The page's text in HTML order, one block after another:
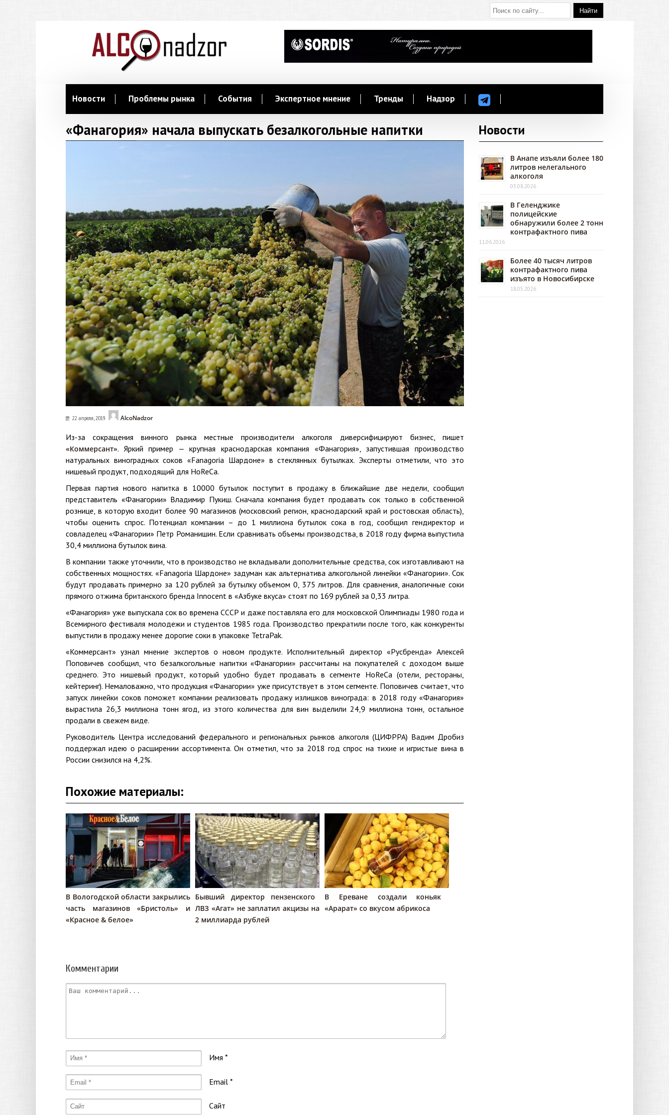
Новости Проблемы рынка События Экспертное мнение Тренды Надзор
«Фанагория» начала выпускать безалкогольные напитки
22 апреля, 2019 AlcoNadzor
Из-за сокращения винного рынка местные производители алкоголя диверсифицируют бизнес, пишет
«Коммерсант». Яркий пример — крупная краснодарская компания «Фанагория», запустившая производство
натуральных виноградных соков «Fanagoria Шардоне» в стеклянных бутылках. Эксперты отметили, что это
нишевый продукт, подходящий для HoReCa.
Первая партия нового напитка в 10000 бутылок поступит в продажу в ближайшие две недели, сообщил
представитель «Фанагории» Владимир Пукиш. Сначала компания будет продавать сок только в собственной
рознице, в которую входит более 90 магазинов (московский регион, краснодарский край и ростовская область),
чтобы оценить спрос. Потенциал компании – до 1 миллиона бутылок сока в год, сообщил гендиректор и
совладелец «Фанагории» Петр Романишин. Если сравнивать объемы производства, в 2018 году фирма выпустила
30,4 миллиона бутылок вина.
В компании также уточнили, что в производство не вкладывали дополнительные средства, сок изготавливают на
собственных мощностях. «Fanagoria Шардоне» задуман как альтернатива алкогольной линейки «Фанагории». Сок
будут продавать примерно за 120 рублей за бутылку объемом 0, 375 литров. Для сравнения, аналогичные соки
прямого отжима британского бренда Innocent в «Азбуке вкуса» стоят по 169 рублей за 0,33 литра.
«Фанагория» уже выпускала сок во времена СССР и даже поставляла его для московской Олимпиады 1980 года и
Всемирного фестиваля молодежи и студентов 1985 года. Производство прекратили после того, как конкуренты
выпустили в продажу менее дорогие соки в упаковке TetraPak.
«Коммерсант» узнал мнение экспертов о новом продукте. Исполнительный директор «Русбренда» Алексей
Поповичев сообщил, что безалкогольные напитки «Фанагории» рассчитаны на покупателей с доходом выше
среднего. Это нишевый продукт, который удобно будет продавать в сегменте HoReCa (отели, рестораны,
кейтеринг). Немаловажно, что продукция «Фанагории» уже присутствует в этом сегменте. Поповичев считает, что
запуск линейки соков поможет компании реализовать продажу излишков винограда: в 2018 году «Фанагория»
вырастила 26,3 миллиона тонн ягод, из этого количества для вин выделили 24,9 миллиона тонн, остальное
продали в свежем виде.
Руководитель Центра исследований федерального и региональных рынков алкоголя (ЦИФРРА) Вадим Дробиз
поддержал идею о расширении ассортимента. Он отметил, что за 2018 год спрос на тихие и игристые вина в
России снизился на 4,2%.
Похожие материалы:
В Вологодской области закрылись
часть магазинов «Бристоль» и
«Красное & белое»
Бывший директор пензенского
ЛВЗ «Агат» не заплатил акцизы на
2 миллиарда рублей
В Ереване создали коньяк
«Арарат» со вкусом абрикоса
Комментарии
Имя *
Email *
Сайт
Новости
В Анапе изъяли более 180
литров нелегального
алкоголя
03.08.2026
В Геленджике
полицейские
обнаружили более 2 тонн
контрафактного пива
11.06.2026
Более 40 тысяч литров
контрафактного пива
изъято в Новосибирске
18.05.2026